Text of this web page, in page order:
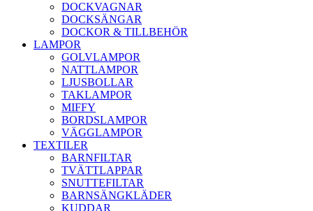
DOCKVAGNAR
DOCKSÄNGAR
DOCKOR & TILLBEHÖR
LAMPOR
GOLVLAMPOR
NATTLAMPOR
LJUSBOLLAR
TAKLAMPOR
MIFFY
BORDSLAMPOR
VÄGGLAMPOR
TEXTILER
BARNFILTAR
TVÄTTLAPPAR
SNUTTEFILTAR
BARNSÄNGKLÄDER
KUDDAR